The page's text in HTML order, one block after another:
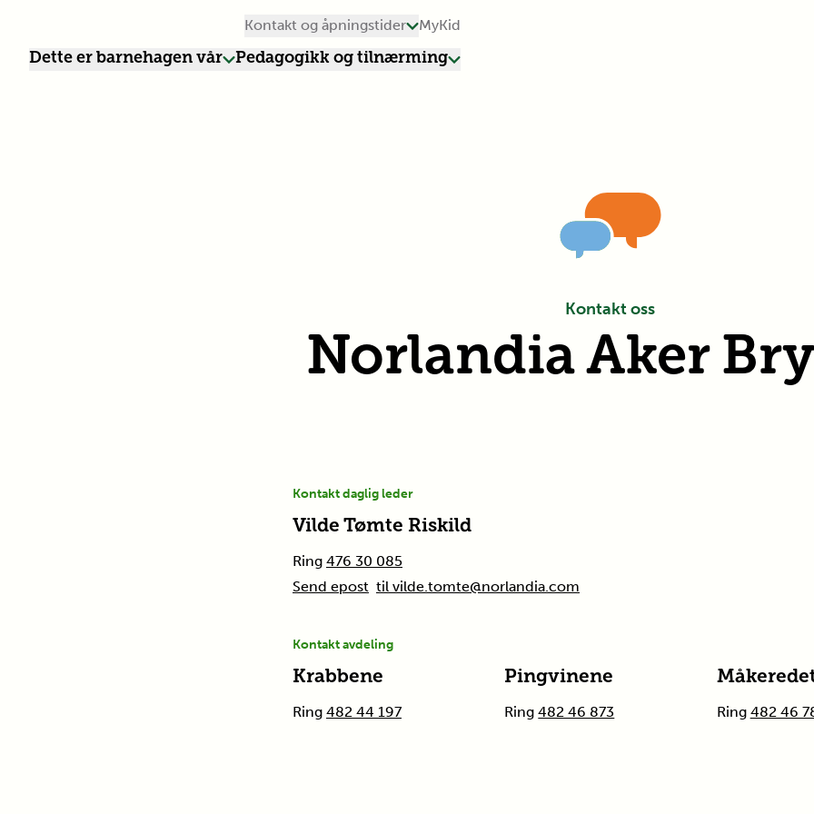
Kontakt og åpningstider
MyKid
Dette er barnehagen vår
Pedagogikk og tilnærming
Kontakt oss
Norlandia Aker
Kontakt daglig leder
Vilde Tømte Riskild
Ring 476 30 085
Send epost til vilde.tomte@norlandia.com
Kontakt avdeling
Krabbene
Ring 482 44 197
Pingvinene
Ring 482 46 873 Ring 482 46